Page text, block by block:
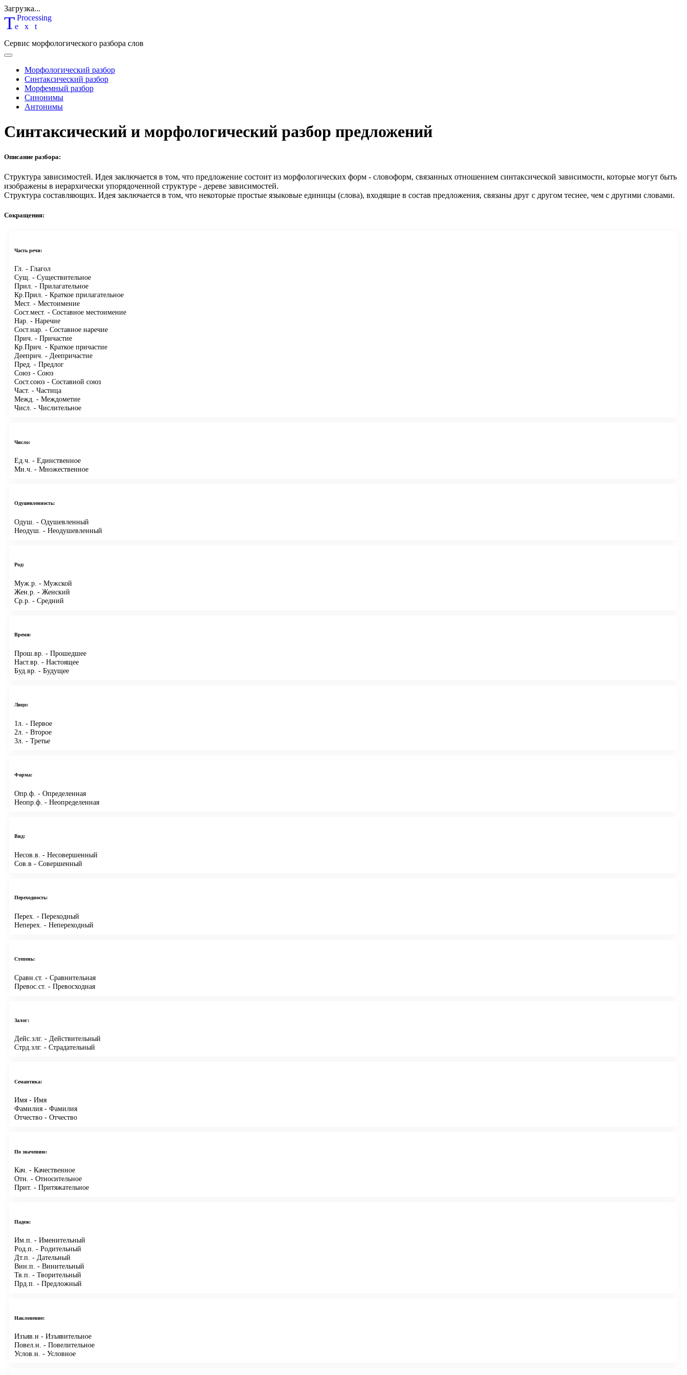
Загрузка...
Text
Processing
Сервис морфологического разбора слов
Морфологический разбор
Синтаксический разбор
Морфемный разбор
Синонимы
Антонимы
Синтаксический и морфологический разбор предложений
Описание разбора:
Структура зависимостей. Идея заключается в том, что предложение состоит из морфологических форм - словоформ, связанных отношением синтаксической зависимости, которые могут быть
изображены в иерархически упорядоченной структуре - дереве зависимостей.
Структура составляющих. Идея заключается в том, что некоторые простые языковые единицы (слова), входящие в состав предложения, связаны друг с другом теснее, чем с другими словами.
Сокращения:
Часть речи:
Гл. - Глагол
Сущ. - Существительное
Прил. - Прилагательное
Кр.Прил. - Краткое прилагательное
Мест. - Местоимение
Сост.мест. - Составное местоимение
Нар. - Наречие
Сост.нар. - Составное наречие
Прич. - Причастие
Кр.Прич. - Краткое причастие
Дееприч. - Деепричастие
Пред. - Предлог
Союз - Союз
Сост.союз - Составной союз
Част. - Частица
Межд. - Междометие
Числ. - Числительное
Число:
Ед.ч. - Единственное
Мн.ч. - Множественное
Одушевленность:
Одуш. - Одушевленный
Неодуш. - Неодушевленный
Род:
Муж.р. - Мужской
Жен.р. - Женский
Ср.р. - Средний
Время:
Прош.вр. - Прошедшее
Наст.вр. - Настоящее
Буд.вр. - Будущее
Лицо:
1л. - Первое
2л. - Второе
3л. - Третье
Форма:
Опр.ф. - Определенная
Неопр.ф. - Неопределенная
Вид:
Несов.в. - Несовершенный
Сов.в - Совершенный
Переходность:
Перех. - Переходный
Неперех. - Непереходный
Степень:
Сравн.ст. - Сравнительная
Превос.ст. - Превосходная
Залог:
Дейс.злг. - Действительный
Стрд.злг. - Страдательный
Семантика:
Имя - Имя
Фамилия - Фамилия
Отчество - Отчество
По значению:
Кач. - Качественное
Отн. - Относительное
Прит. - Притяжательное
Падеж:
Им.п. - Именительный
Род.п. - Родительный
Дт.п. - Дательный
Вин.п. - Винительный
Тв.п. - Творительный
Прд.п. - Предложный
Наклонение:
Изъяв.н - Изъявительное
Повел.н. - Повелительное
Услов.н. - Условное